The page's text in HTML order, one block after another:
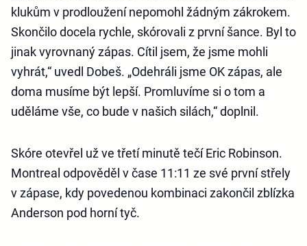
klukům v prodloužení nepomohl žádným zákrokem.
Skončilo docela rychle, skórovali z první šance. Byl to
jinak vyrovnaný zápas. Cítil jsem, že jsme mohli
vyhrát,“ uvedl Dobeš. „Odehráli jsme OK zápas, ale
doma musíme být lepší. Promluvíme si o tom a
uděláme vše, co bude v našich silách,“ doplnil.
Skóre otevřel už ve třetí minutě tečí Eric Robinson.
Montreal odpověděl v čase 11:11 ze své první střely
v zápase, kdy povedenou kombinaci zakončil zblízka
Anderson pod horní tyč.